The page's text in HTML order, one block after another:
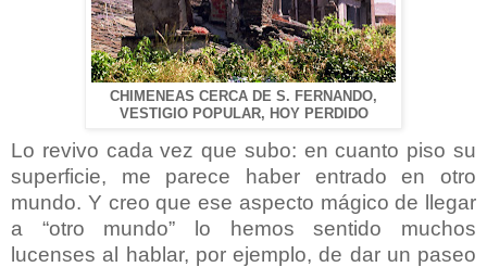
CHIMENEAS CERCA DE S. FERNANDO,
VESTIGIO POPULAR, HOY PERDIDO
Lo revivo cada vez que subo: en cuanto piso su
superficie, me parece haber entrado en otro
mundo. Y creo que ese aspecto mágico de llegar
a “otro mundo” lo hemos sentido muchos
lucenses al hablar, por ejemplo, de dar un paseo